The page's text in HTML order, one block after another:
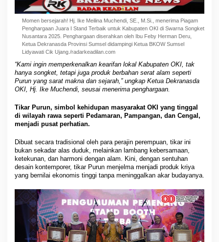
Momen bersejarah! Hj. Ike Meilina Muchendi, SE., M.Si., menerima Piagam
Penghargaan Juara I Stand Terbaik untuk Kabupaten OKI di Swarna Songket
Nusantara 2025. Penghargaan diserahkan oleh Ibu Feby Herman Deru,
Ketua Dekranasda Provinsi Sumsel didampingi Ketua BKOW Sumsel
Lidyawati Cik Ujang./radarkeadilan.com
“Kami ingin memperkenalkan kearifan lokal Kabupaten OKI, tak
hanya songket, tetapi juga produk berbahan serat alam seperti
Purun yang sarat makna dan sejarah,” ungkap Ketua Dekranasda
OKI, Hj. Ike Muchendi, seusai menerima penghargaan.
Tikar Purun, simbol kehidupan masyarakat OKI yang tinggal
di wilayah rawa seperti Pedamaran, Pampangan, dan Cengal,
menjadi pusat perhatian.
Dibuat secara tradisional oleh para perajin perempuan, tikar ini
bukan sekadar alas duduk, melainkan lambang kebersamaan,
ketekunan, dan harmoni dengan alam. Kini, dengan sentuhan
desain kontemporer, tikar Purun menjelma menjadi produk kriya
yang bernilai ekonomis tinggi tanpa meninggalkan akar budayanya.